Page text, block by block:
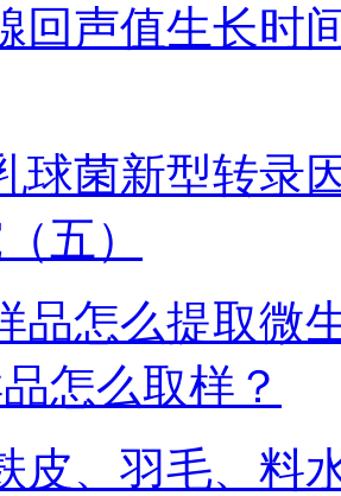
回声值生长时
球菌新型转录
五）
品怎么提取微
怎么取样？
皮、羽毛、料